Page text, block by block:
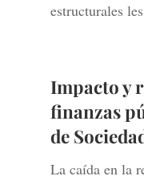
estructurales
Impacto y
finanzas
de
La caída en la